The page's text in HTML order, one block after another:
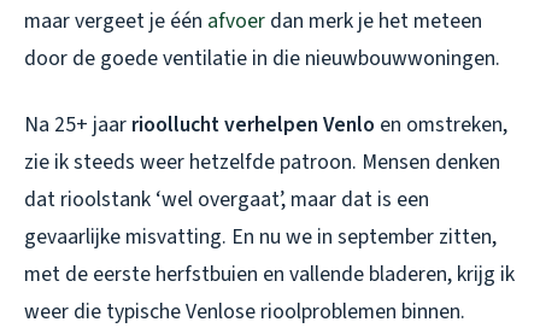
maar vergeet je één afvoer dan merk je het meteen
door de goede ventilatie in die nieuwbouwwoningen.
Na 25+ jaar rioollucht verhelpen Venlo en omstreken,
zie ik steeds weer hetzelfde patroon. Mensen denken
dat rioolstank ‘wel overgaat’, maar dat is een
gevaarlijke misvatting. En nu we in september zitten,
met de eerste herfstbuien en vallende bladeren, krijg ik
weer die typische Venlose rioolproblemen binnen.